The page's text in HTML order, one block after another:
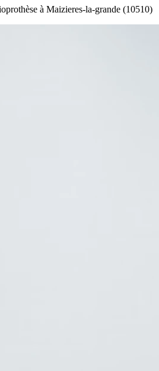
à Maizieres-la-grande (10510)